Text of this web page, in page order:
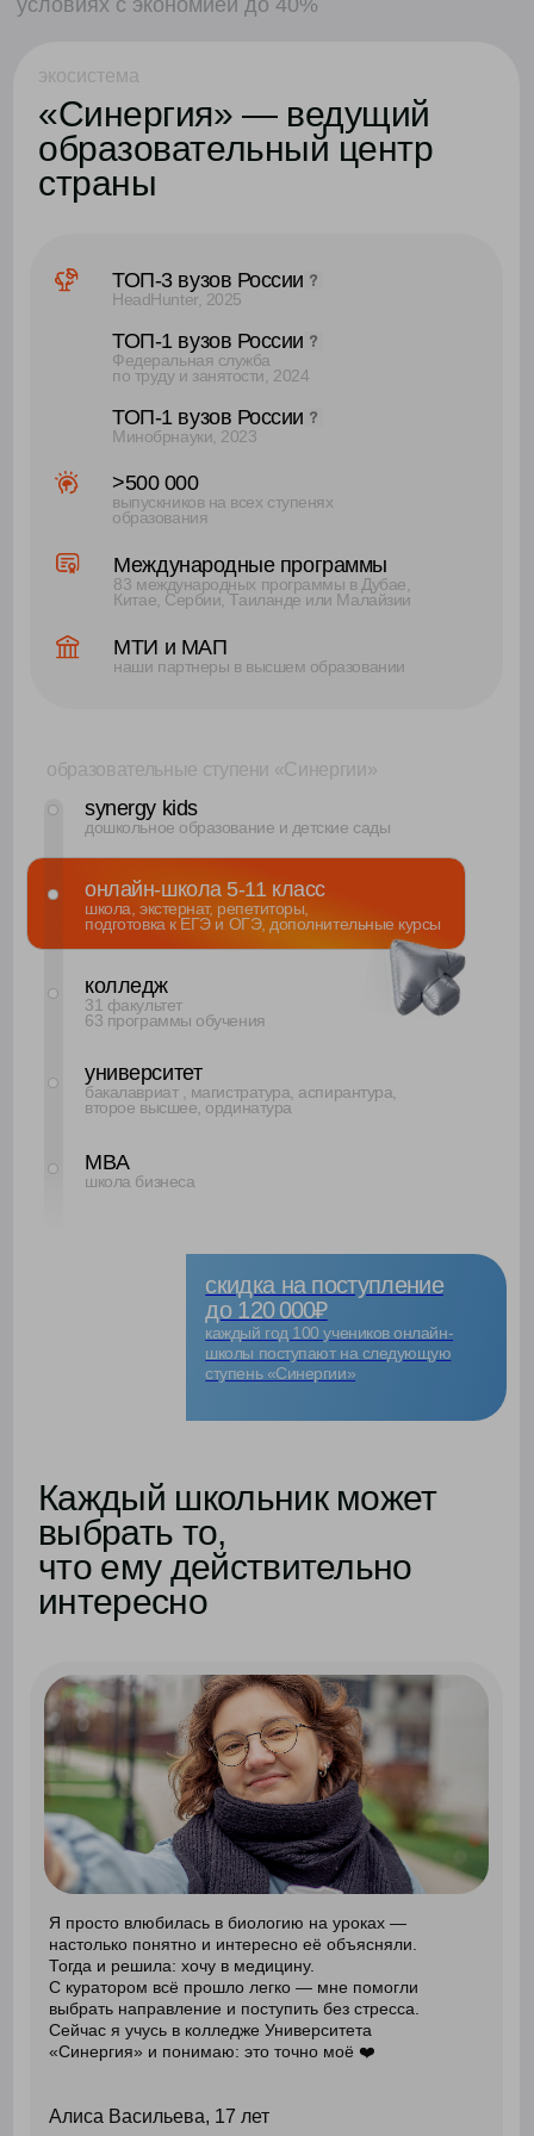
образовательные ступени «Синергии»
выбрать то,
что ему действительно
интересно
synergy kids
дошкольное образование и детские сады
колледж
63 программы обучения
университет
второе высшее, ординатура
школа бизнеса
скидка на поступление
до 120 000₽
каждый год 100 учеников онлайн-
ступень «Синергии»
МТИ и МАП
Я просто влюбилась в биологию на уроках —
Тогда и решила: хочу в медицину.
С куратором всё прошло легко — мне помогли
Алиса Васильева, 17 лет
колледж
медицинский факультет
Из‑за хоккея перешёл на домашнее обучение
и тренировки, и уроки. Когда карьера завершилась,
не растерялся — отлично сдал ЕГЭ и поступил
в Университет «Синергия» на уголовное право.
Самое крутое — у нас есть зал суда для практики.
Ощущаю себя в профессии уже с первого курса!
Максим Ястребов, 18 лет
онлайн-школа
5-11 класс
университет
юридический факультет
узнать больше об экосистеме